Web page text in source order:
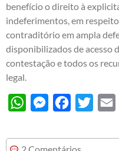
benefício o direito à
indeferimentos, em
contraditório em ampla
disponibilizados de acesso
contestação e todos os
legal.
WhatsAppMessengerFacebook
Twitter